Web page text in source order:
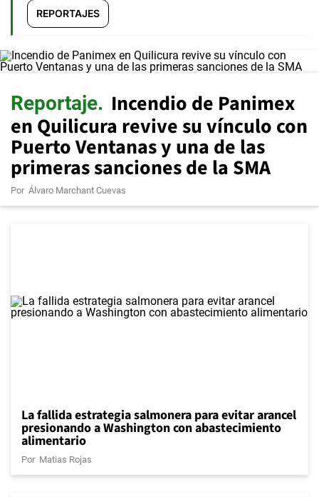
REPORTAJES
Reportaje
Incendio de Panimex
en Quilicura revive su vínculo con
Puerto Ventanas y una de las
primeras sanciones de la SMA
Por Álvaro Marchant Cuevas
La fallida estrategia salmonera para evitar arancel
presionando a Washington con abastecimiento
alimentario
Por Matias Rojas